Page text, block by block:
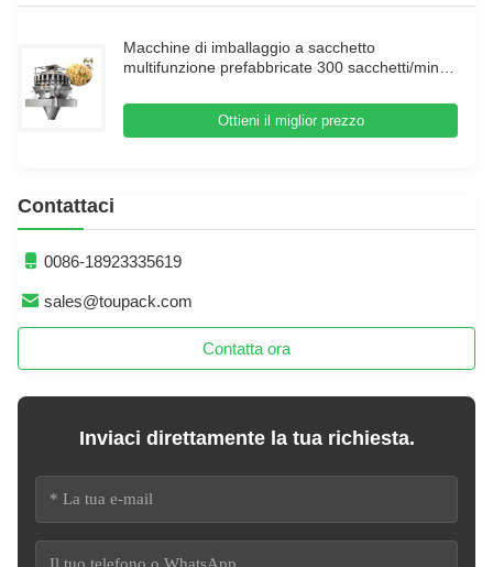
Macchine di imballaggio a sacchetto
multifunzione prefabbricate 300 sacchetti/min
girasole e noci
Ottieni il miglior prezzo
Contattaci
0086-18923335619
sales@toupack.com
Contatta ora
Inviaci direttamente la tua richiesta.